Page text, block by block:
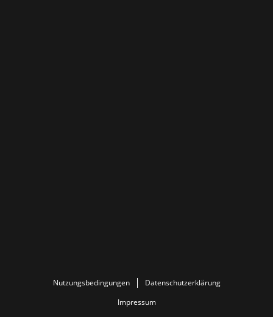
Nutzungsbedingungen
Datenschutzerklärung
Impressum